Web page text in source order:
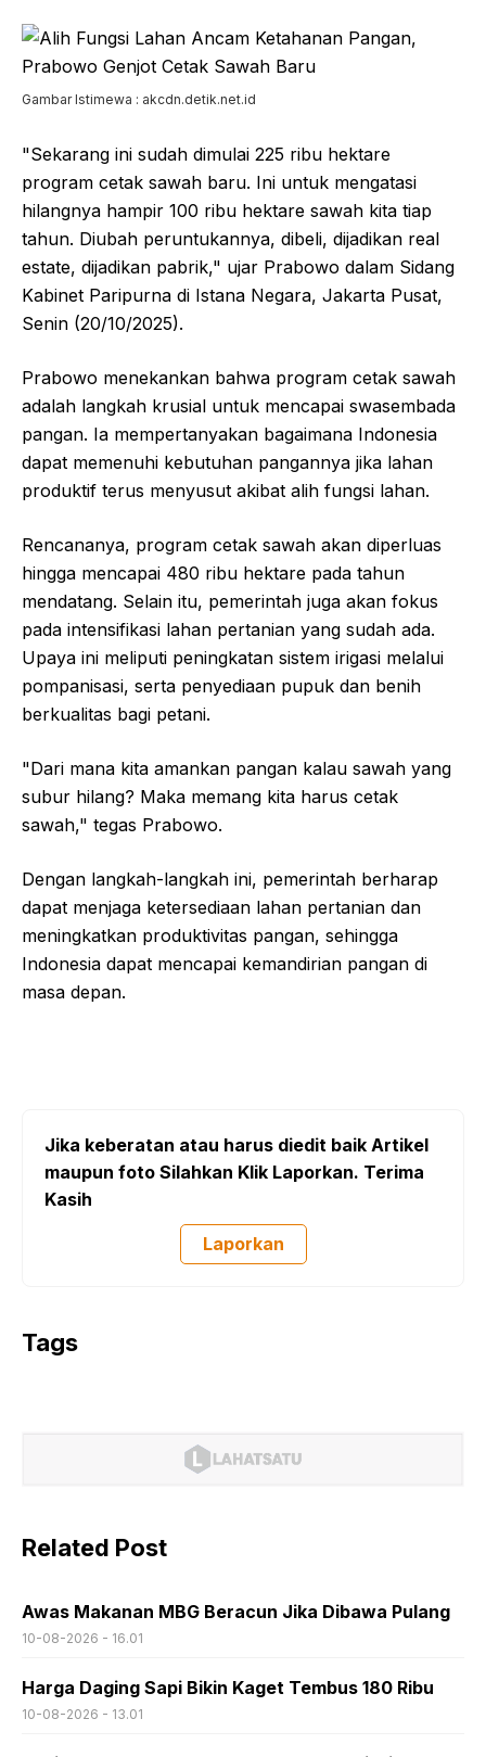
Gambar Istimewa : akcdn.detik.net.id
"Sekarang ini sudah dimulai 225 ribu hektare
program cetak sawah baru. Ini untuk mengatasi
hilangnya hampir 100 ribu hektare sawah kita tiap
tahun. Diubah peruntukannya, dibeli, dijadikan real
estate, dijadikan pabrik," ujar Prabowo dalam Sidang
Kabinet Paripurna di Istana Negara, Jakarta Pusat,
Senin (20/10/2025).
Prabowo menekankan bahwa program cetak sawah
adalah langkah krusial untuk mencapai swasembada
pangan. Ia mempertanyakan bagaimana Indonesia
dapat memenuhi kebutuhan pangannya jika lahan
produktif terus menyusut akibat alih fungsi lahan.
Rencananya, program cetak sawah akan diperluas
hingga mencapai 480 ribu hektare pada tahun
mendatang. Selain itu, pemerintah juga akan fokus
pada intensifikasi lahan pertanian yang sudah ada.
Upaya ini meliputi peningkatan sistem irigasi melalui
pompanisasi, serta penyediaan pupuk dan benih
berkualitas bagi petani.
"Dari mana kita amankan pangan kalau sawah yang
subur hilang? Maka memang kita harus cetak
sawah," tegas Prabowo.
Dengan langkah-langkah ini, pemerintah berharap
dapat menjaga ketersediaan lahan pertanian dan
meningkatkan produktivitas pangan, sehingga
Indonesia dapat mencapai kemandirian pangan di
masa depan.
Jika keberatan atau harus diedit baik Artikel
maupun foto Silahkan Klik Laporkan. Terima
Kasih
Laporkan
Tags
Related Post
Awas Makanan MBG Beracun Jika Dibawa Pulang
10-08-2026 - 16.01
Harga Daging Sapi Bikin Kaget Tembus 180 Ribu
10-08-2026 - 13.01